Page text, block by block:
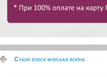
Сухой блеск морская волна